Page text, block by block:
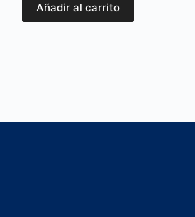
Añadir al carrito